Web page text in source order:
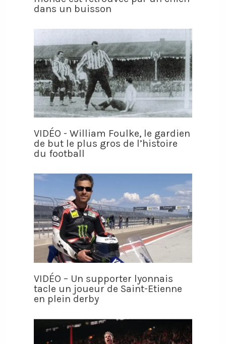
dans un buisson
VIDÉO - William Foulke, le gardien
de but le plus gros de l’histoire
du football
VIDÉO – Un supporter lyonnais
tacle un joueur de Saint-Etienne
en plein derby